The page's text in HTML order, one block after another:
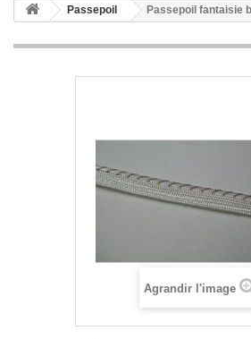
Passepoil Passepoil fantaisie
Agrandir l'image